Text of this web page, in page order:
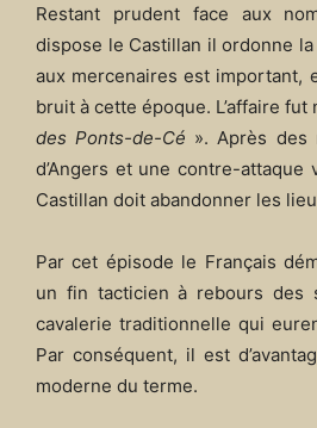
Restant prudent face aux
dispose le Castillan il ordonne
aux mercenaires est important,
bruit à cette époque. L’affaire fut
des Ponts-de-Cé ». Après des
d’Angers et une contre-
Castillan doit abandonner les
Par cet épisode le Français
un fin tacticien à rebours des
cavalerie traditionnelle qui
Par conséquent, il est
moderne du terme.